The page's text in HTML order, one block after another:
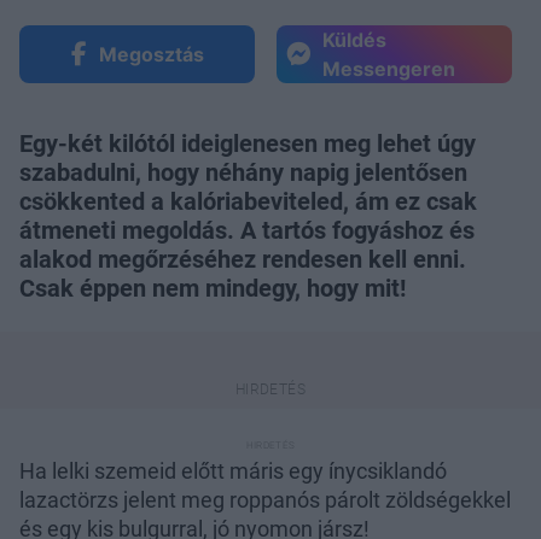
Megosztás
Küldés
Messengeren
Egy-két kilótól ideiglenesen meg lehet úgy
szabadulni, hogy néhány napig jelentősen
csökkented a kalóriabeviteled, ám ez csak
átmeneti megoldás. A tartós fogyáshoz és
alakod megőrzéséhez rendesen kell enni.
Csak éppen nem mindegy, hogy mit!
Ha lelki szemeid előtt máris egy ínycsiklandó
lazactörzs jelent meg roppanós párolt zöldségekkel
és egy kis bulgurral, jó nyomon jársz!